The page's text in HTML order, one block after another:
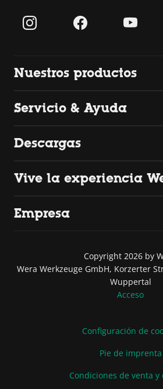
Nuestros productos
Servicio & Ayuda
Descargas
Vive la experiencia
Empresa
Copyright 2026 by
Wera Werkzeuge GmbH, Korzerter
Wuppertal
Acceso
Configuración de
Pie de imprenta
Condiciones de venta y